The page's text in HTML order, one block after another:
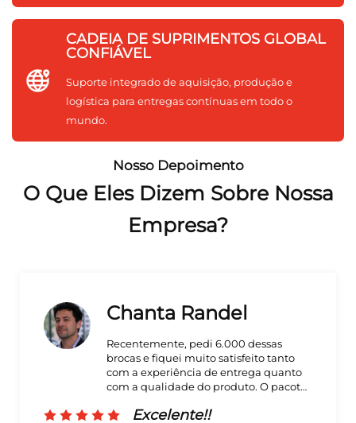
CADEIA DE SUPRIMENTOS GLOBAL
CONFIÁVEL
Suporte integrado de aquisição, produção e
logística para entregas contínuas em todo o
mundo.
Nosso Depoimento
O Que Eles Dizem Sobre Nossa
Empresa?
Randel
pedi 6.000 dessas
muito satisfeito tanto
de entrega quanto
do produto. O pacote
Produto
marca
entrega levou
resultado é